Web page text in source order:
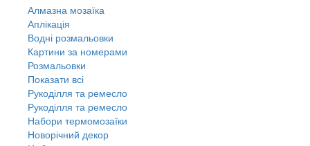
Алмазна мозаїка
Аплікація
Водні розмальовки
Картини за номерами
Розмальовки
Показати всі
Рукоділля та ремесло
Рукоділля та ремесло
Набори термомозаїки
Новорічний декор